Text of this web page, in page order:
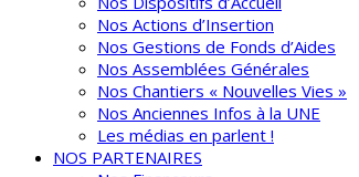
Nos Actions d’Insertion
Nos Gestions de Fonds d’Aides
Nos Assemblées Générales
Nos Chantiers « Nouvelles Vies »
Nos Anciennes Infos à la UNE
Les médias en parlent !
NOS PARTENAIRES